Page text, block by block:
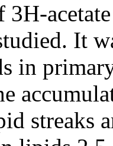
It
in
streaks